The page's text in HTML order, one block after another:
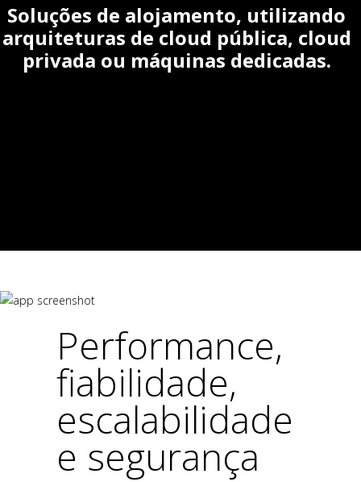
Soluções de alojamento, utilizando
arquiteturas de cloud pública, cloud
privada ou máquinas dedicadas.
Performance,
fiabilidade,
escalabilidade
e segurança